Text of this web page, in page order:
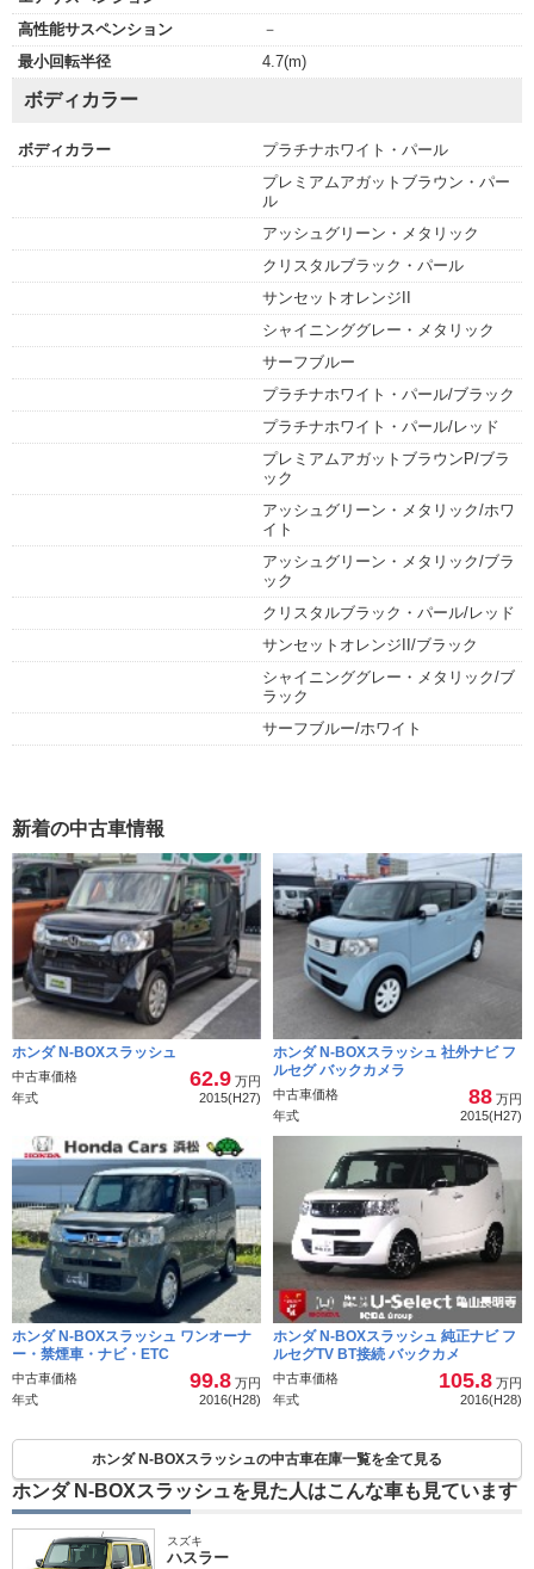
高性能サスペンション
－
最小回転半径
4.7(m)
ボディカラー
ボディカラー
プラチナホワイト・パール
プレミアムアガットブラウン・パー
ル
アッシュグリーン・メタリック
クリスタルブラック・パール
サンセットオレンジII
シャイニンググレー・メタリック
サーフブルー
プラチナホワイト・パール/ブラック
プラチナホワイト・パール/レッド
プレミアムアガットブラウンP/ブラ
ック
アッシュグリーン・メタリック/ホワ
イト
アッシュグリーン・メタリック/ブラ
ック
クリスタルブラック・パール/レッド
サンセットオレンジII/ブラック
シャイニンググレー・メタリック/ブ
ラック
サーフブルー/ホワイト
新着の中古車情報
ホンダ N-BOXスラッシュ
中古車価格 62.9 万円
年式
2015(H27)
ホンダ N-BOXスラッシュ 社外ナビ フ
ルセグ バックカメラ
中古車価格 88 万円
年式
2015(H27)
ホンダ N-BOXスラッシュ ワンオーナ
ー・禁煙車・ナビ・ETC
中古車価格 99.8 万円
年式
2016(H28)
ホンダ N-BOXスラッシュ 純正ナビ フ
ルセグTV BT接続 バックカメ
中古車価格 105.8 万円
年式
2016(H28)
ホンダ N-BOXスラッシュの中古車在庫一覧を全て見る
ホンダ N-BOXスラッシュを見た人はこんな車も見ています
スズキ
ハスラー